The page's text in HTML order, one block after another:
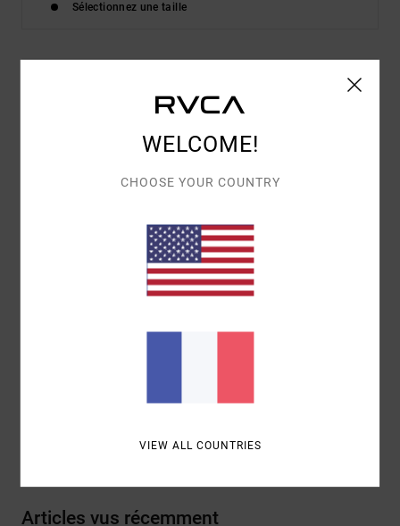
Sélectionnez une taille
coton biologique [160 g/m2]
Livraison & Retours
Articles vus récemment
WELCOME!
CHOOSE YOUR COUNTRY
VIEW ALL COUNTRIES